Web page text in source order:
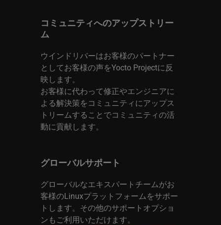
コミュニティへのアップストリー
ム
ウインドリバーはお客様のパートナー
としてお客様の声をYocto Projectに反
映します。
お客様に代わって修正やエンジニアに
よる解決策をコミュニティにアップス
トリームすることでコミュニティの活
動に貢献します。
グローバルサポート
グローバルなエキスパートチームがお
客様のLinuxプラットフォームをサポー
トします。その他のサポートオプショ
ンもご利用いただけます。